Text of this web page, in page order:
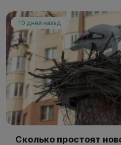
10 дней назад
Сколько простоят